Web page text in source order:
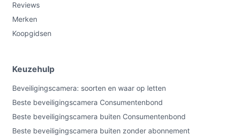
Reviews
Merken
Koopgidsen
Keuzehulp
Beveiligingscamera: soorten en waar op letten
Beste beveiligingscamera Consumentenbond
Beste beveiligingscamera buiten Consumentenbond
Beste beveiligingscamera buiten zonder abonnement